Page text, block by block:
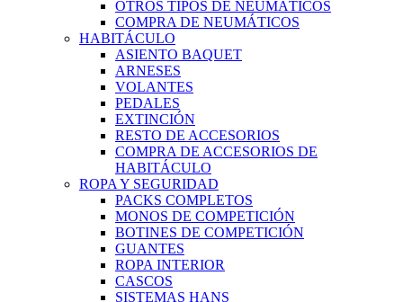
OTROS TIPOS DE NEUMÁTICOS
COMPRA DE NEUMÁTICOS
HABITÁCULO
ASIENTO BAQUET
ARNESES
VOLANTES
PEDALES
EXTINCIÓN
RESTO DE ACCESORIOS
COMPRA DE ACCESORIOS DE
HABITÁCULO
ROPA Y SEGURIDAD
PACKS COMPLETOS
MONOS DE COMPETICIÓN
BOTINES DE COMPETICIÓN
GUANTES
ROPA INTERIOR
CASCOS
SISTEMAS HANS